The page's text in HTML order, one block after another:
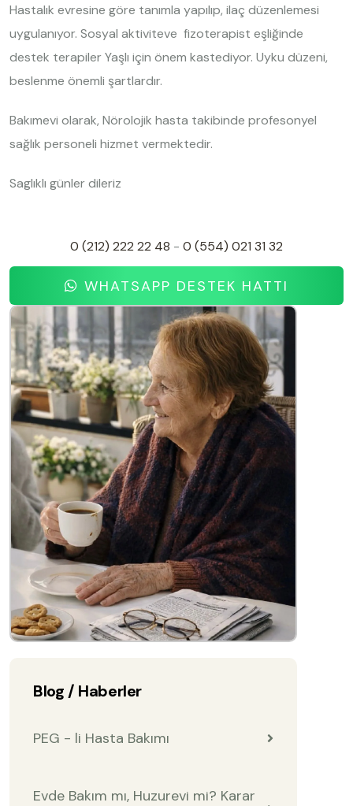
Hastalık evresine göre tanımla yapılıp, ilaç düzenlemesi
uygulanıyor. Sosyal aktiviteve fizoterapist eşliğinde
destek terapiler Yaşlı için önem kastediyor. Uyku düzeni,
beslenme önemli şartlardır.
Bakımevi olarak, Nörolojik hasta takibinde profesonyel
sağlık personeli hizmet vermektedir.
Saglıklı günler dileriz
0 (212) 222 22 48 - 0 (554) 021 31 32
WHATSAPP DESTEK HATTI
Blog / Haberler
PEG - li Hasta Bakımı
Evde Bakım mı, Huzurevi mi? Karar